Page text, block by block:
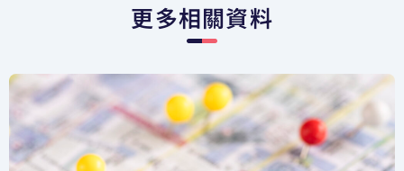
更多相關資料